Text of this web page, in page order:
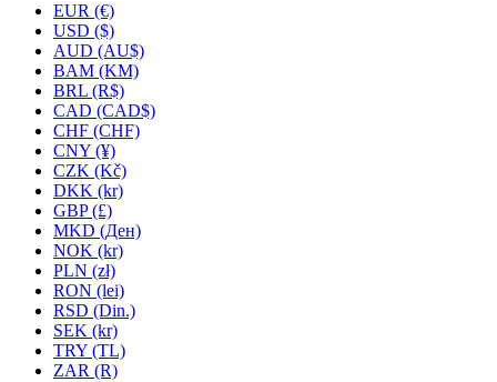
EUR (€)
USD ($)
AUD (AU$)
BAM (KM)
BRL (R$)
CAD (CAD$)
CHF (CHF)
CNY (¥)
CZK (Kč)
DKK (kr)
GBP (£)
MKD (Ден)
NOK (kr)
PLN (zł)
RON (lei)
RSD (Din.)
SEK (kr)
TRY (TL)
ZAR (R)